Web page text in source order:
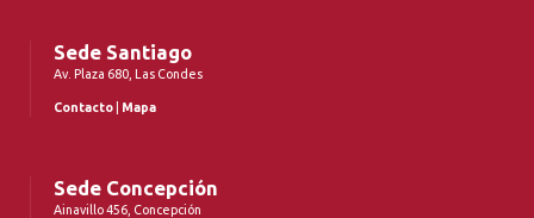
Sede Santiago
Av. Plaza 680, Las Condes
Contacto Mapa
Sede Concepción
Ainavillo 456, Concepción